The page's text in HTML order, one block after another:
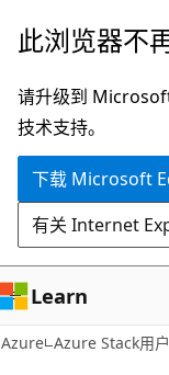
跳
主
要
内
此浏览器不
请升级到
技术支持。
下载 Microsoft
有关 Internet
Learn
Azure Azure Stack用户